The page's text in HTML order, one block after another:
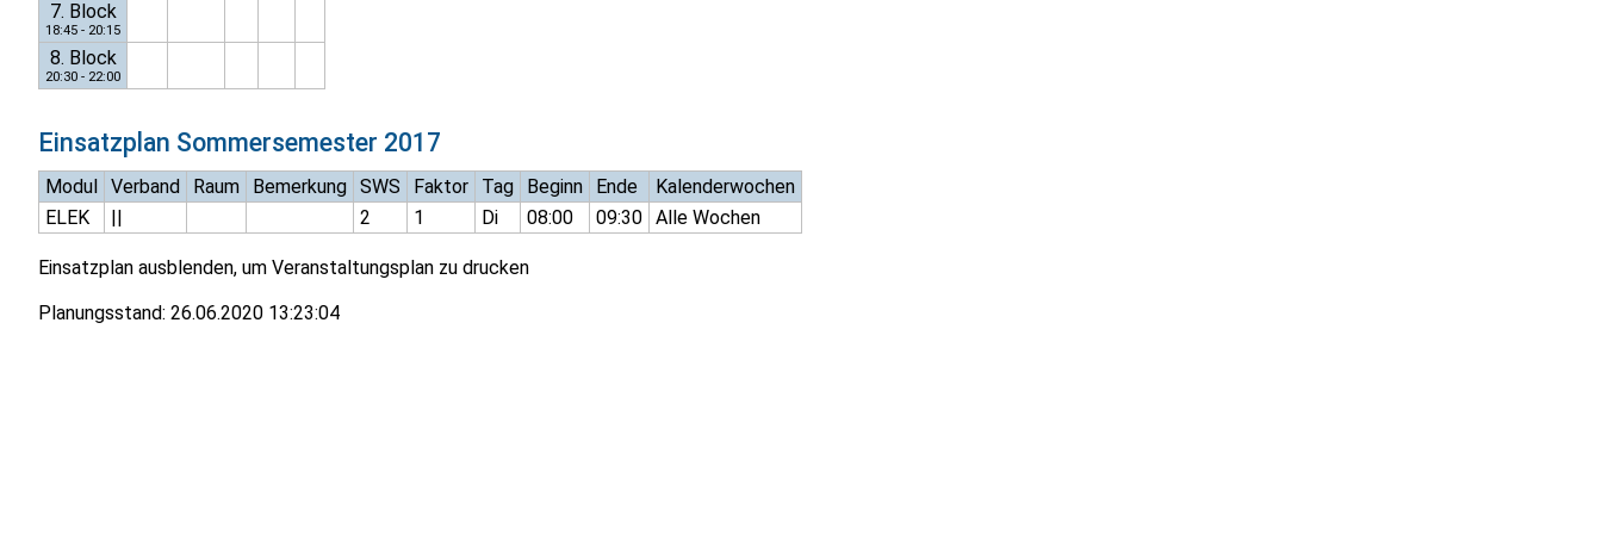
7. Block
18:45 - 20:15
8. Block
20:30 - 22:00
Einsatzplan Sommersemester 2017
Modul Verband Raum Bemerkung SWS Faktor Tag Beginn Ende
Kalenderwochen
ELEK
|| 2 1 Di 08:00 09:30 Alle Wochen
Einsatzplan ausblenden, um Veranstaltungsplan zu drucken
Planungsstand: 26.06.2020 13:23:04